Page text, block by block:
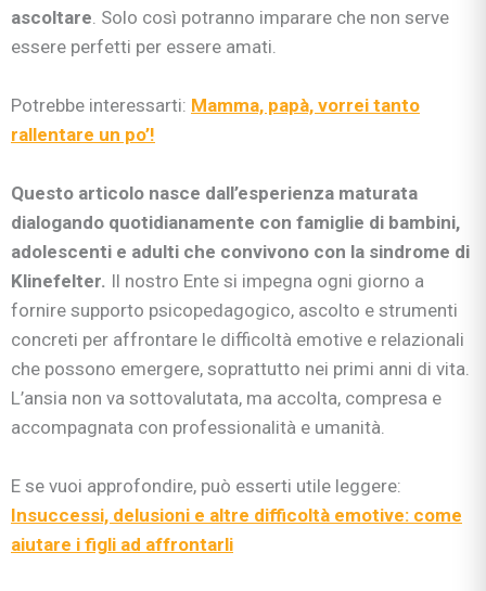
ascoltare . Solo così potranno imparare che non serve
essere perfetti per essere amati.
Potrebbe interessarti: Mamma, papà, vorrei tanto
rallentare un po’!
Questo articolo nasce dall’esperienza maturata
dialogando quotidianamente con famiglie di bambini,
adolescenti e adulti che convivono con la sindrome di
Klinefelter. Il nostro Ente si impegna ogni giorno a
fornire supporto psicopedagogico, ascolto e strumenti
concreti per affrontare le difficoltà emotive e relazionali
che possono emergere, soprattutto nei primi anni di vita.
L’ansia non va sottovalutata, ma accolta, compresa e
accompagnata con professionalità e umanità.
E se vuoi approfondire, può esserti utile leggere:
Insuccessi, delusioni e altre difficoltà emotive: come
aiutare i figli ad affrontarli